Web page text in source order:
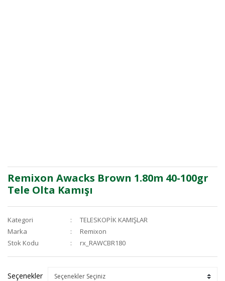
Remixon Awacks Brown 1.80m 40-100gr
Tele Olta Kamışı
Kategori
TELESKOPİK KAMIŞLAR
Marka
Remixon
Stok Kodu
rx_RAWCBR180
Seçenekler